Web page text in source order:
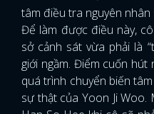
tâm điều tra nguyên
Để làm được điều này,
sở cảnh sát vừa phải là
giới ngầm. Điểm cuốn hút
quá trình chuyển biến
sự thật của Yoon Ji